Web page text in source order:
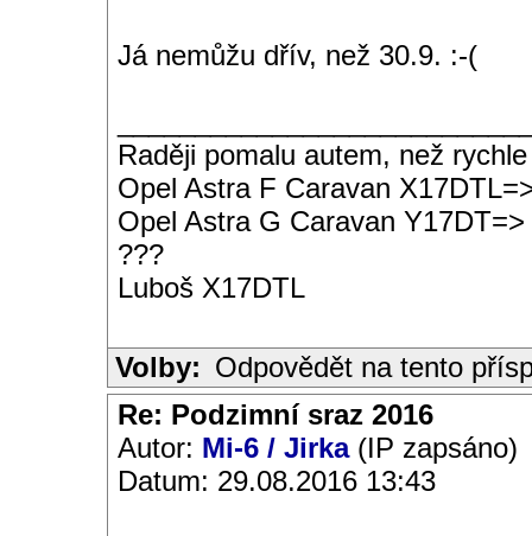
Já nemůžu dřív, než 30.9. :-(
Raději pomalu autem, než
Opel Astra F Caravan
Opel Astra G Caravan Y17DT=>
???
Luboš X17DTL
Volby: Odpovědět na tento
Re: Podzimní sraz 2016
Autor: Mi-6 / Jirka(IP zapsáno)
Datum: 29.08.2016 13:43